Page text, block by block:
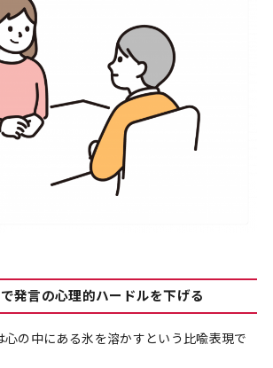
発言の心理的ハードルを下げる
心の中にある氷を溶かすという比喩表現で